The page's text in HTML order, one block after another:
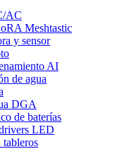
AC
Meshtastic
y sensor
AI
de agua
DGA
de baterías
LED
tableros